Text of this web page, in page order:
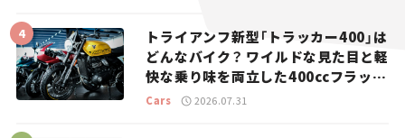
トライアンフ新型「トラッカー400」は
どんなバイク？ ワイルドな見た目と軽
快な乗り味を両立した400ccフラット
トラッカー【試乗レビュー】
Cars 2026.07.31